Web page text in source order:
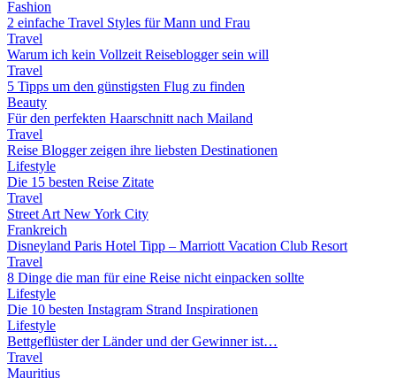
Fashion
2 einfache Travel Styles für Mann und Frau
Travel
Warum ich kein Vollzeit Reiseblogger sein will
Travel
5 Tipps um den günstigsten Flug zu finden
Beauty
Für den perfekten Haarschnitt nach Mailand
Travel
Reise Blogger zeigen ihre liebsten Destinationen
Lifestyle
Die 15 besten Reise Zitate
Travel
Street Art New York City
Frankreich
Disneyland Paris Hotel Tipp – Marriott Vacation Club Resort
Travel
8 Dinge die man für eine Reise nicht einpacken sollte
Lifestyle
Die 10 besten Instagram Strand Inspirationen
Lifestyle
Bettgeflüster der Länder und der Gewinner ist…
Travel
Mauritius